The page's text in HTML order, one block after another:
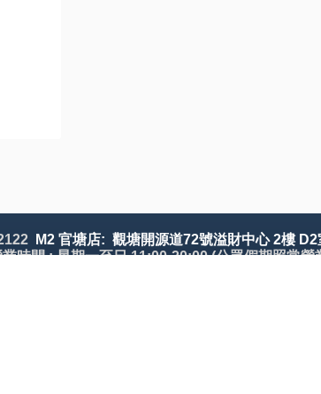
M2 官塘店: 觀塘開源道72號溢財中心 2樓
時間 : 星期一至日 11:00-20:00 (公眾假期照常營